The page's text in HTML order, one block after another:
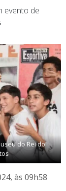
evento de
do Rei do
às 09h58